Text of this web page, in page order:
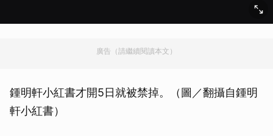
廣告（請繼續閱讀本文）
鍾明軒小紅書才開5日就被禁掉。（圖／翻攝自鍾明
軒小紅書）